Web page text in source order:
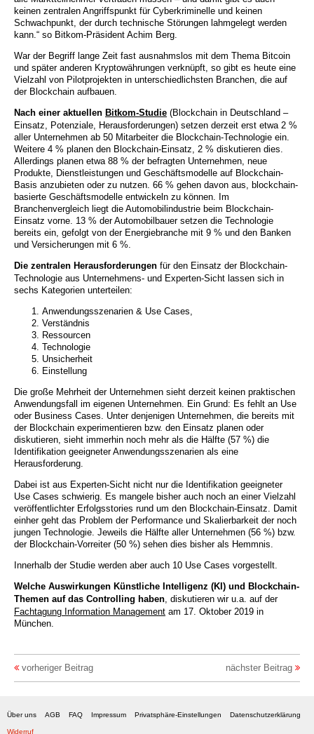
keinen zentralen Angriffspunkt für Cyberkriminelle und keinen
Schwachpunkt, der durch technische Störungen lahmgelegt werden
kann.“ so Bitkom-Präsident Achim Berg.
War der Begriff lange Zeit fast ausnahmslos mit dem Thema Bitcoin
und später anderen Kryptowährungen verknüpft, so gibt es heute eine
Vielzahl von Pilotprojekten in unterschiedlichsten Branchen, die auf
der Blockchain aufbauen.
Nach einer aktuellen Bitkom-Studie (Blockchain in Deutschland –
Einsatz, Potenziale, Herausforderungen) setzen derzeit erst etwa 2 %
aller Unternehmen ab 50 Mitarbeiter die Blockchain-Technologie ein.
Weitere 4 % planen den Blockchain-Einsatz, 2 % diskutieren dies.
Allerdings planen etwa 88 % der befragten Unternehmen, neue
Produkte, Dienstleistungen und Geschäftsmodelle auf Blockchain-
Basis anzubieten oder zu nutzen. 66 % gehen davon aus, blockchain-
basierte Geschäftsmodelle entwickeln zu können. Im
Branchenvergleich liegt die Automobilindustrie beim Blockchain-
Einsatz vorne. 13 % der Automobilbauer setzen die Technologie
bereits ein, gefolgt von der Energiebranche mit 9 % und den Banken
und Versicherungen mit 6 %.
Die zentralen Herausforderungen für den Einsatz der Blockchain-
Technologie aus Unternehmens- und Experten-Sicht lassen sich in
sechs Kategorien unterteilen:
Anwendungsszenarien & Use Cases,
Verständnis
Ressourcen
Technologie
Unsicherheit
Einstellung
Die große Mehrheit der Unternehmen sieht derzeit keinen praktischen
Anwendungsfall im eigenen Unternehmen. Ein Grund: Es fehlt an Use
oder Business Cases. Unter denjenigen Unternehmen, die bereits mit
der Blockchain experimentieren bzw. den Einsatz planen oder
diskutieren, sieht immerhin noch mehr als die Hälfte (57 %) die
Identifikation geeigneter Anwendungsszenarien als eine
Herausforderung.
Dabei ist aus Experten-Sicht nicht nur die Identifikation geeigneter
Use Cases schwierig. Es mangele bisher auch noch an einer Vielzahl
veröffentlichter Erfolgsstories rund um den Blockchain-Einsatz. Damit
einher geht das Problem der Performance und Skalierbarkeit der noch
jungen Technologie. Jeweils die Hälfte aller Unternehmen (56 %) bzw.
der Blockchain-Vorreiter (50 %) sehen dies bisher als Hemmnis.
Innerhalb der Studie werden aber auch 10 Use Cases vorgestellt.
Welche Auswirkungen Künstliche Intelligenz (KI) und Blockchain-
Themen auf das Controlling haben, diskutieren wir u.a. auf der
Fachtagung Information Management am 17. Oktober 2019 in
München.
vorheriger Beitrag nächster Beitrag
Über uns AGB FAQ Impressum Privatsphäre-Einstellungen Datenschutzerklärung
Widerruf